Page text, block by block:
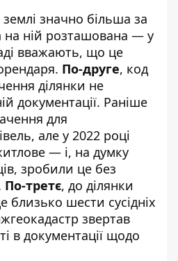
значно більша за
на ній розташована — у
вважають, що це
По-друге, код
ділянки не
документації. Раніше
для
але у 2022 році
— і, на думку
зробили це без
По-третє, до ділянки
близько шести сусідніх
звертав
в документації щодо